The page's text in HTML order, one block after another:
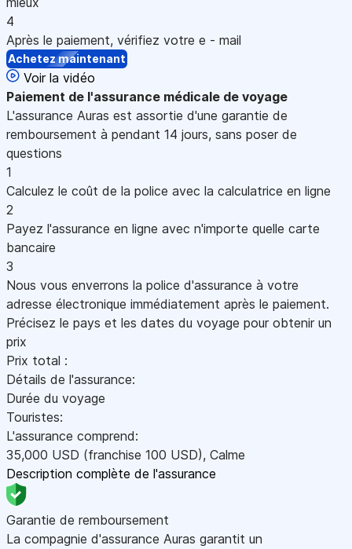
4
Après le paiement, vérifiez votre e - mail
Achetez maintenant
Voir la vidéo
Paiement de l'assurance médicale de voyage
L'assurance Auras est assortie d'une garantie de
remboursement à pendant 14 jours, sans poser de
questions
1
Calculez le coût de la police avec la calculatrice en ligne
2
Payez l'assurance en ligne avec n'importe quelle carte
bancaire
3
Nous vous enverrons la police d'assurance à votre
adresse électronique immédiatement après le paiement.
Précisez le pays et les dates du voyage pour obtenir un
prix
Prix total :
Détails de l'assurance:
Durée du voyage
Touristes:
L'assurance comprend:
35,000 USD (franchise 100 USD), Calme
Description complète de l'assurance
Garantie de remboursement
La compagnie d'assurance Auras garantit un